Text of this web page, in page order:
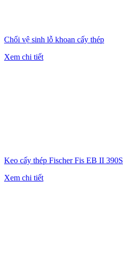
Chổi vệ sinh lỗ khoan cấy thép
Xem chi tiết
Keo cấy thép Fischer Fis EB II 390S
Xem chi tiết